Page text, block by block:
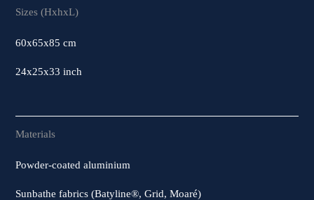
Sizes (HxhxL)
60x65x85 cm
24x25x33 inch
Materials
Powder-coated aluminium
Sunbathe fabrics (Batyline®, Grid, Moaré)